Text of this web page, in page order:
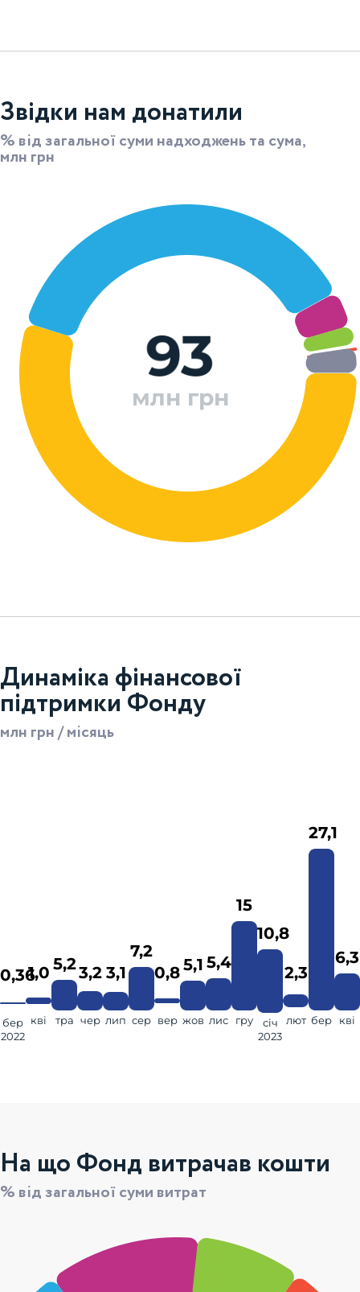
Звідки нам донатили
% від загальної суми надходжень та сума,
млн грн
93
млн грн
Динаміка фінансової
підтримки Фонду
млн грн / місяць
0,36
бер
2022
1,0
кві
5,2
тра
3,2
чер
3,1
лип
7,2
сер
0,8
вер
5,1
жов
5,4
лис
15
гру
10,8
січ
2023
2,3
лют
27,1
бер
6,3
кві
На що Фонд витрачав кошти
% від загальної суми витрат